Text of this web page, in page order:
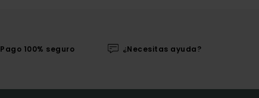
Pago 100% seguro ¿Necesitas ayuda?